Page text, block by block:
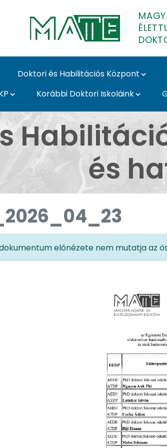
Doktori és Habilitációs Központ
Korábbi Doktori Iskoláink
Tanács
és
előnézete nem mutatja az